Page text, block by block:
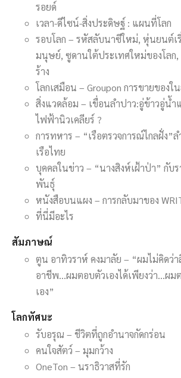
รอยด์
เวลา-ดีไซน์-สิ่งประดิษฐ์ : แผนที่โลก
รอบโลก – รหัสลับนาซีใหม่, หุ่นยนต์เ
มนุษย์, ซูดานใต้ประเทศใหม่ของโลก
ร้าง
โลกเสมือน – Groupon การขายของใ
สิ่งแวดล้อม – เขื่อนลำปาว:อู่ข้าวอู่น้ำ
ไฟฟ้านิวเคลียร์ ?
การทหาร – “เรือตรวจการณ์ไกลฝั่ง”
เรือไทย
บุคคลในข่าว – “นางสิงห์เฝ้าป่า” กับร
พันธุ์
หนังสือบนแผง – การกลับมาของ
ที่นี่มีอะไร
สัมภาษณ์
ตูน อาทิวราห์ คงมาลัย – “ผมไม่คิดว่
อาชีพ…ผมตอบตัวเองได้เพียงว่า…ผ
เอง”
โลกทัศนะ
รับอรุณ – ชีวิตที่ถูกอำนาจกัดกร่อน
คนใจสัตว์ – มุมกว้าง
OneTon – นราธิวาสที่รัก